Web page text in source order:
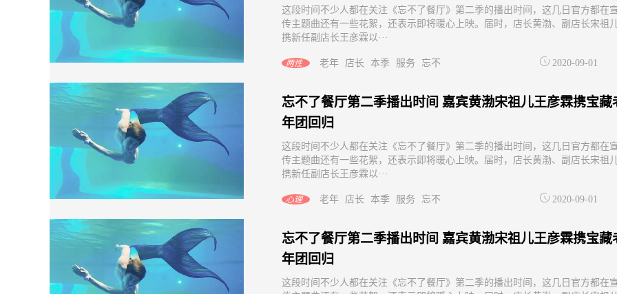
这段时间不少人都在关注《忘不了餐厅》第二季的播出时间，这几日官方都在
传主题曲还有一些花絮，还表示即将暖心上映。届时，店长黄渤、副店长宋祖
携新任副店长王彦霖以···
两性 老年 店长 本季 服务 忘不 2020-09-01
忘不了餐厅第二季播出时间 嘉宾黄渤宋祖儿王彦霖携宝藏
年团回归
这段时间不少人都在关注《忘不了餐厅》第二季的播出时间，这几日官方都在
传主题曲还有一些花絮，还表示即将暖心上映。届时，店长黄渤、副店长宋祖
携新任副店长王彦霖以···
心理 老年 店长 本季 服务 忘不 2020-09-01
忘不了餐厅第二季播出时间 嘉宾黄渤宋祖儿王彦霖携宝藏
年团回归
这段时间不少人都在关注《忘不了餐厅》第二季的播出时间，这几日官方都在